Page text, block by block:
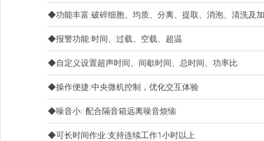
◆功能丰富:破碎细胞、均质、分离、提取、消泡、清洗及
◆报警功能:时间、过载、空载、超温
◆自定义设置超声时间、间歇时间、总时间、功率比
◆操作便捷:中央微机控制，优化交互体验
◆噪音小: 配合隔音箱远离噪音烦恼
◆可长时间作业:支持连续工作1小时以上